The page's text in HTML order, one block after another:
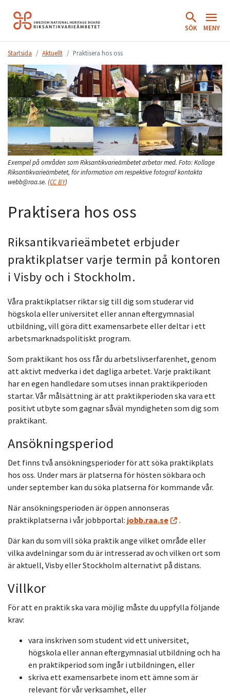
Hoppa
till
SÖK MENY
Startsida Aktuellt Praktisera hos oss
Exempel på områden som Riksantikvarieämbetet arbetar med. Foto:Kollage
Riksantikvarieämbetet, för information om respektive fotograf kontakta
webb@raa.se. (CC BY)
Praktisera hos oss
Riksantikvarieämbetet erbjuder
praktikplatser varje termin på kontoren
i Visby och i Stockholm.
Våra praktikplatser riktar sig till dig som studerar vid
högskola eller universitet eller annan eftergymnasial
utbildning, vill göra ditt examensarbete eller deltar i ett
arbetsmarknadspolitiskt program.
Som praktikant hos oss får du arbetslivserfarenhet, genom
att aktivt medverka i det dagliga arbetet. Varje praktikant
har en egen handledare som utses innan praktikperioden
startar. Vår målsättning är att praktikperioden ska vara ett
positivt utbyte som gagnar såväl myndigheten som dig som
praktikant.
Ansökningsperiod
Det finns två ansökningsperioder för att söka praktikplats
hos oss. Under mars är platserna för hösten sökbara och
under september kan du söka platserna för kommande vår.
När ansökningsperioden är öppen annonseras
praktikplatserna i vår jobbportal: jobb.raa.se
.
Där kan du som vill söka praktik ange vilket område eller
vilka avdelningar som du är intresserad av och vilken ort som
är aktuell, Visby eller Stockholm alternativt på distans.
Villkor
För att en praktik ska vara möjlig måste du uppfylla följande
krav:
vara inskriven som student vid ett universitet,
högskola eller annan eftergymnasial utbildning och ha
en praktikperiod som ingår i utbildningen, eller
skriva ett examensarbete inom ett ämne som är
relevant för vår verksamhet, eller